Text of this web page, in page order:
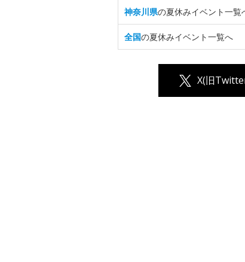
神奈川県の夏休みイベント一覧
全国の夏休みイベント一覧へ
X(旧